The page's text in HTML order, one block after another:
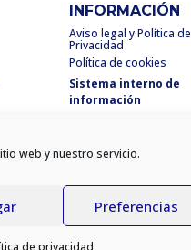
web y nuestro servicio.
Preferencias
de privacidad
INFORMACIÓN
Aviso legal y Política de
Privacidad
Política de cookies
Sistema interno de
información